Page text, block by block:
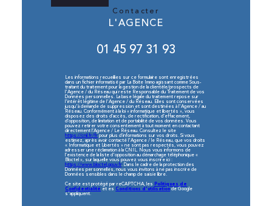
contacter
L'AGENCE
01 45 97 31 93
Les informations recueillies sur ce formulaire sont enregistrées
dans un fichier informatisé par La Boite Immo agissant comme Sous-
traitant du traitement pour la gestion de la clientèle/prospects de
l'Agence / du Réseau qui reste Responsable du Traitement de vos
Données personnelles. La base légale du traitement repose sur
l'intérêt légitime de l'Agence / du Réseau. Elles sont conservées
jusqu'à demande de suppression et sont destinées à l'Agence / au
Réseau. Conformément à la loi « informatique et libertés », vous
disposez des droits d’accès, de rectification, d’effacement,
d’opposition, de limitation et de portabilité de vos données. Vous
pouvez retirer votre consentement à tout moment en contactant
directement l’Agence / Le Réseau. Consultez le site
https://cnil.fr/frpour plus d’informations sur vos droits. Si vous
estimez, après avoir contacté l'Agence / le Réseau, que vos droits
« Informatique et Libertés » ne sont pas respectés, vous pouvez
adresser une réclamation à la CNIL. Nous vous informons de
l’existence de la liste d'opposition au démarchage téléphonique «
Bloctel », sur laquelle vous pouvez vous inscrire ici :
https://www.bloctel.gouv.fr. Dans le cadre de la protection des
Données personnelles, nous vous invitons à ne pas inscrire de
Données sensibles dans le champ de saisie libre.
Ce site est protégé par reCAPTCHA, les Politiques de
Confidentialité et es Conditions d'utilisationde Google
s'appliquent.